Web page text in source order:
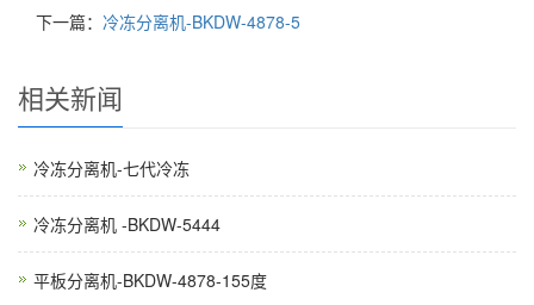
下一篇： 冷冻分离机-BKDW-4878-5
相关新闻
冷冻分离机-七代冷冻
冷冻分离机 -BKDW-5444
平板分离机-BKDW-4878-155度